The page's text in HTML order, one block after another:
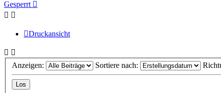
Gesperrt
Druckansicht
Anzeigen: Sortiere nach: